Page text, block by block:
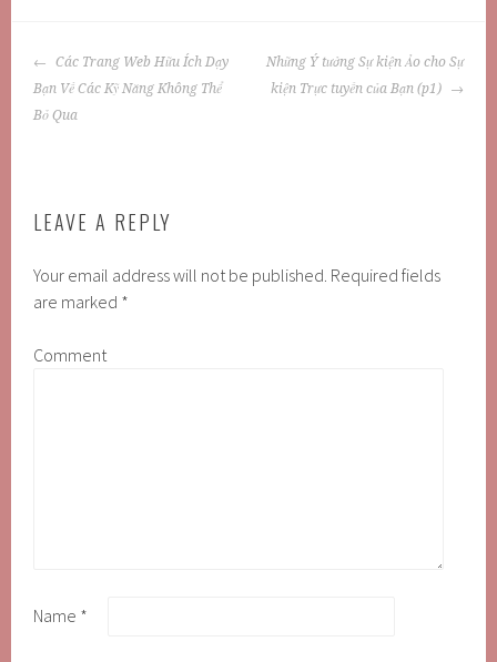
POST
NAVIGATION
Các Trang Web Hữu Ích Dạy
Bạn Về Các Kỹ Năng Không Thể
Bỏ Qua
Những Ý tưởng Sự kiện Ảo cho Sự
kiện Trực tuyến của Bạn (p1)
LEAVE A REPLY
Your email address will not be published. Required fields
are marked *
Comment
Name *